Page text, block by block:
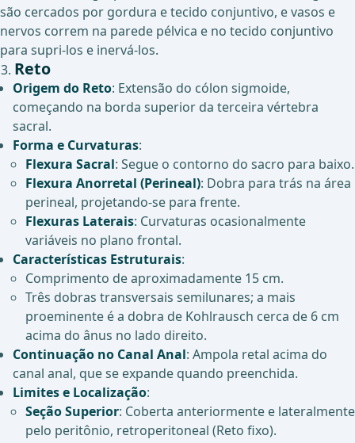
são cercados por gordura e tecido conjuntivo, e vasos e
nervos correm na parede pélvica e no tecido conjuntivo
para supri-los e inervá-los.
Reto
Origem do Reto: Extensão do cólon sigmoide,
começando na borda superior da terceira vértebra
sacral.
Forma e Curvaturas:
Flexura Sacral: Segue o contorno do sacro para baixo.
Flexura Anorretal (Perineal): Dobra para trás na área
perineal, projetando-se para frente.
Flexuras Laterais: Curvaturas ocasionalmente
variáveis no plano frontal.
Características Estruturais:
Comprimento de aproximadamente 15 cm.
Três dobras transversais semilunares; a mais
proeminente é a dobra de Kohlrausch cerca de 6 cm
acima do ânus no lado direito.
Continuação no Canal Anal: Ampola retal acima do
canal anal, que se expande quando preenchida.
Limites e Localização:
Seção Superior: Coberta anteriormente e lateralmente
pelo peritônio, retroperitoneal (Reto fixo).